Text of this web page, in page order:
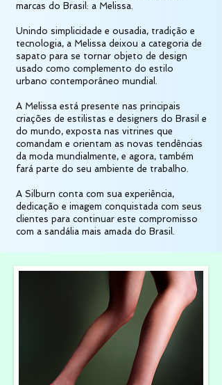
marcas do Brasil: a Melissa.
Unindo simplicidade e ousadia, tradição e
tecnologia, a Melissa deixou a categoria de
sapato para se tornar objeto de design
usado como complemento do estilo
urbano contemporâneo mundial.
A Melissa está presente nas principais
criações de estilistas e designers do Brasil e
do mundo, exposta nas vitrines que
comandam e orientam as novas tendências
da moda mundialmente, e agora, também
fará parte do seu ambiente de trabalho.
A Silburn conta com sua experiência,
dedicação e imagem conquistada com seus
clientes para continuar este compromisso
com a sandália mais amada do Brasil.